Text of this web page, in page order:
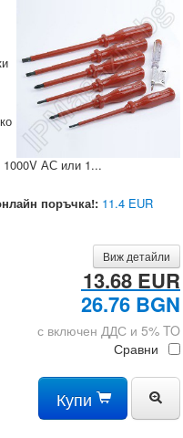
1000V АС или 1...
поръчка!: 11.4 EUR
Виж детайли
13.68 EUR
26.76 BGN
с включен ДДС и 5% TO
Сравни
Купи